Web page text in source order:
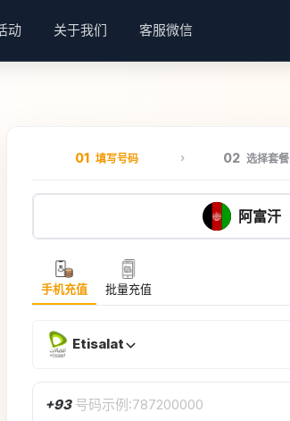
动 关于我们 客服微信
01 填写号码 02 选择套餐
阿富汗
手机充值 批量充值
Etisalat
+93 号码示例:787200000